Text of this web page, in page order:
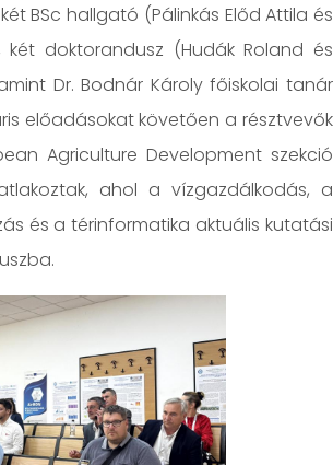
BSc hallgató (Pálinkás Előd Attila és
két doktorandusz (Hudák Roland és
Dr. Bodnár Károly főiskolai tanár
előadásokat követően a résztvevők
Agriculture Development szekció
ahol a vízgazdálkodás, a
és a térinformatika aktuális kutatási